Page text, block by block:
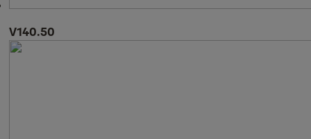
V140.50